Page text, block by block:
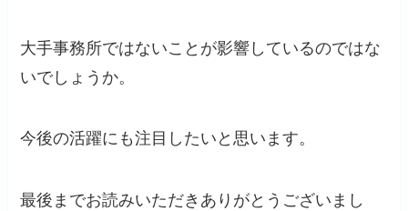
大手事務所ではないことが影響しているのではな
いでしょうか。
今後の活躍にも注目したいと思います。
最後までお読みいただきありがとうございまし